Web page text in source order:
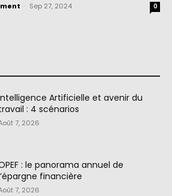
Sep 27, 2024 0
Artificielle et avenir du
: 4 scénarios
7, 2026
: le panorama annuel de
financière
7, 2026